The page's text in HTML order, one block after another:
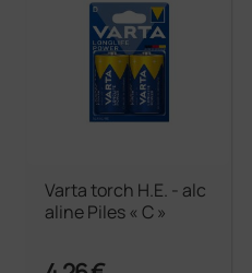
Varta torch H.E. - alc
aline Piles « C »